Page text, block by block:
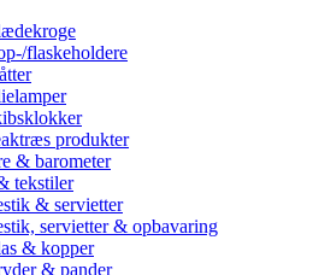
flaskeholdere
produkter
& barometer
tekstiler
& servietter
servietter & opbavaring
& kopper
& pander